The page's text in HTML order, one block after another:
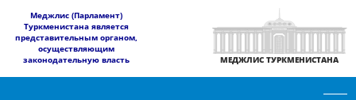
​Меджлис (Парламент)
Туркменистана является
представительным органом,
осуществляющим
законодательную власть
МЕДЖЛИС ТУРКМЕНИСТАНА